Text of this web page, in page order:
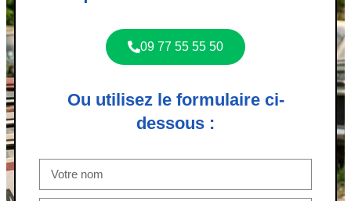
09 77 55 55 50
Ou utilisez le formulaire ci-
dessous :